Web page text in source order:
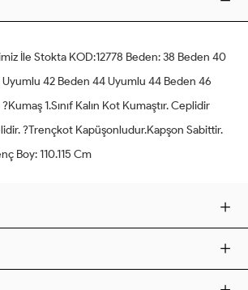
İle Stokta KOD:12778 Beden: 38 Beden 40
42 Beden 44 Uyumlu 44 Beden 46
1.Sınıf Kalın Kot Kumaştır. Ceplidir
?Trençkot Kapüşonludur.Kapşon Sabittir.
Boy: 110.115 Cm